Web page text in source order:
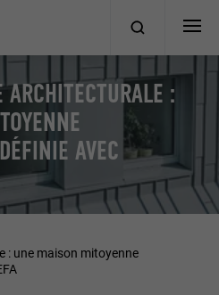
ARCHITECTURALE :
AVEC
: une maison mitoyenne